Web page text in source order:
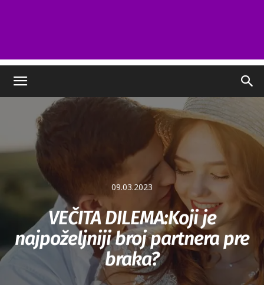
09.03.2023
VEČITA DILEMA:Koji je
najpoželjniji broj partnera pre
braka?